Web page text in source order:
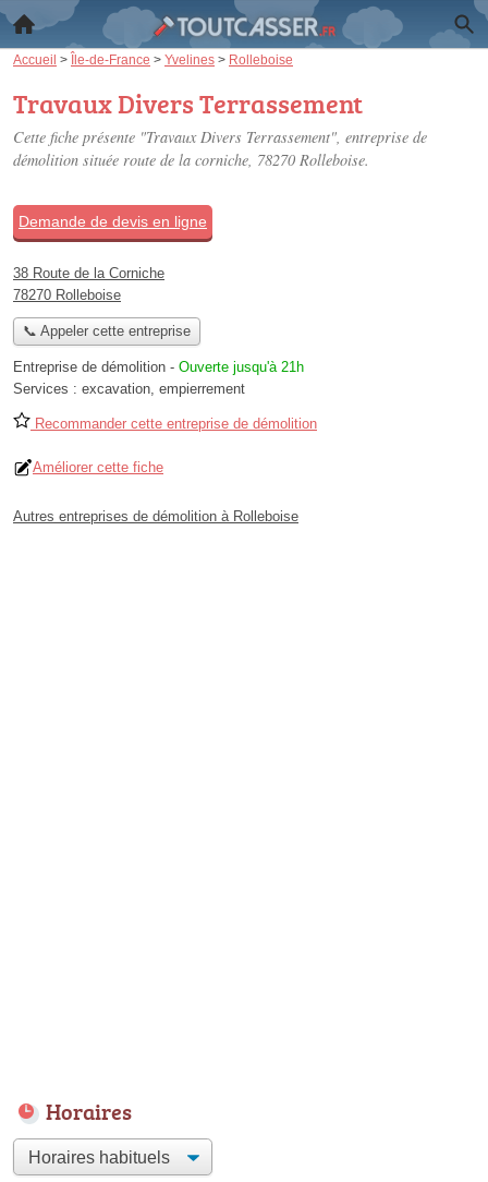
Accueil > Île-de-France > Yvelines > Rolleboise
Travaux Divers Terrassement
Cette fiche présente "Travaux Divers Terrassement", entreprise de
démolition située route de la corniche, 78270 Rolleboise.
Demande de devis en ligne
38 Route de la Corniche
78270 Rolleboise
📞 Appeler cette entreprise
Entreprise de démolition - Ouverte jusqu'à 21h
Services : excavation, empierrement
Recommander cette entreprise de démolition
Améliorer cette fiche
Autres entreprises de démolition à Rolleboise
Horaires